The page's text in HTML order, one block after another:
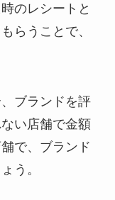
のレシートと
らうことで、
ブランドを評
い店舗で金額
で、ブランド
う。